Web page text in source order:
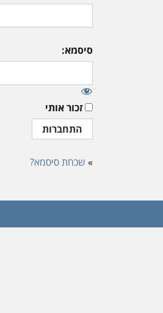
סיסמא:
זכור אותי
» שכחת סיסמא?